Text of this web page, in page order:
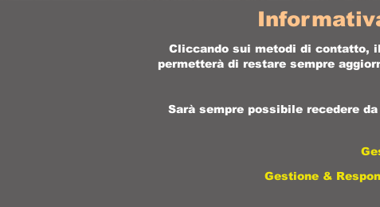
Cliccando sui metodi di contatto,
permetterà di restare sempre
Sarà sempre possibile recedere
Gestione &